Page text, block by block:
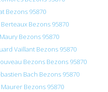
Bezons 95870
Bezons 95870
Bezons 95870
Vaillant Bezons 95870
Bezons Bezons 95870
Bach Bezons 95870
Bezons 95870